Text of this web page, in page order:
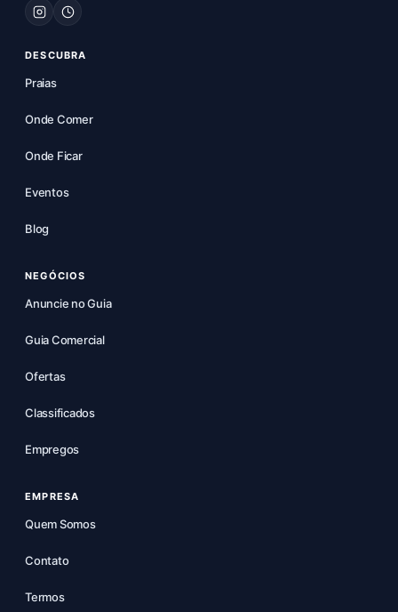
DESCUBRA
Praias
Onde Comer
Onde Ficar
Eventos
Blog
NEGÓCIOS
Anuncie no Guia
Guia Comercial
Ofertas
Classificados
Empregos
EMPRESA
Quem Somos
Contato
Termos